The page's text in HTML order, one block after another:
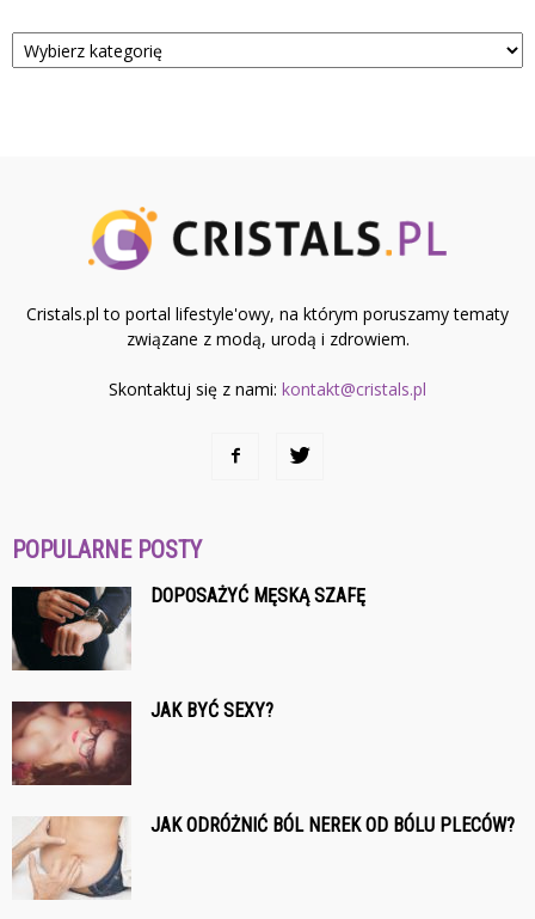
Kategorie
Cristals.pl to portal lifestyle'owy, na którym poruszamy tematy
związane z modą, urodą i zdrowiem.
Skontaktuj się z nami: kontakt@cristals.pl
POPULARNE POSTY
DOPOSAŻYĆ MĘSKĄ SZAFĘ
JAK BYĆ SEXY?
JAK ODRÓŻNIĆ BÓL NEREK OD BÓLU PLECÓW?